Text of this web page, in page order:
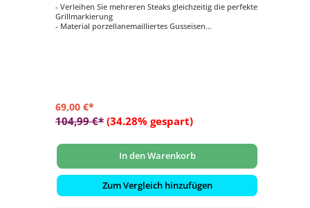
- Verleihen Sie mehreren Steaks gleichzeitig die perfekte
Grillmarkierung
- Material porzellanemailliertes Gusseisen
69,00 €*
104,99 €* (34.28% gespart)
In den Warenkorb
Zum Vergleich hinzufügen